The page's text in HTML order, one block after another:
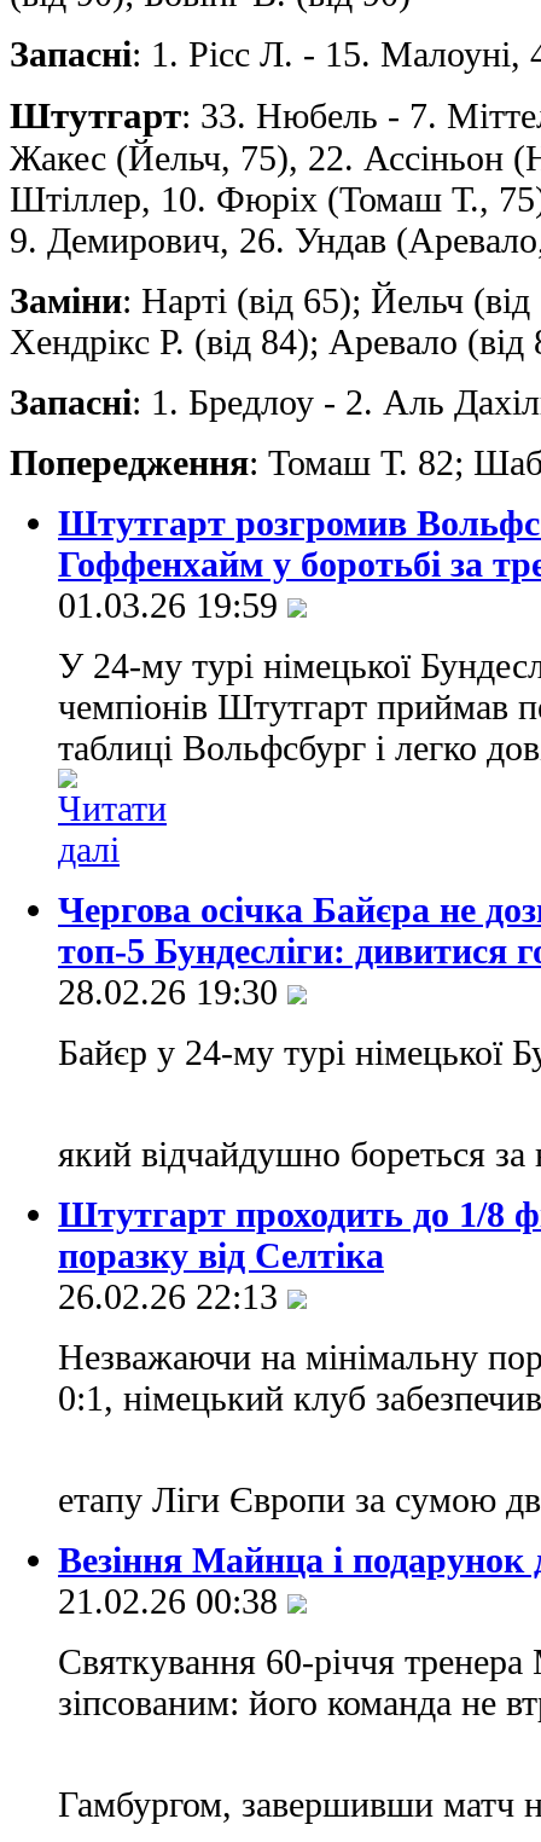
Запасні: 1. Рісс Л. - 15. Малоуні,
Штутгарт: 33. Нюбель - 7.
Жакес (Йельч, 75), 22. Ассіньон
Штіллер, 10. Фюріх (Томаш Т.,
9. Демирович, 26. Ундав
Заміни: Нарті (від 65); Йельч
Хендрікс Р. (від 84); Аревало (від
Запасні: 1. Бредлоу - 2. Аль
Попередження: Томаш Т. 82;
Штутгарт розгромив
Гоффенхайм у боротьбі за
01.03.26 19:59
У 24-му турі німецької
чемпіонів Штутгарт приймав
таблиці Вольфсбург і легко
Чергова осічка Байєра не
топ-5 Бундесліги: дивитися
28.02.26 19:30
Байєр у 24-му турі німецької
який відчайдушно бореться
Штутгарт проходить до 1/8
поразку від Селтіка
26.02.26 22:13
Незважаючи на мінімальну
0:1, німецький клуб
етапу Ліги Європи за сумою
Везіння Майнца і подарунок
21.02.26 00:38
Святкування 60-річчя
зіпсованим: його команда не
Гамбургом, завершивши матч